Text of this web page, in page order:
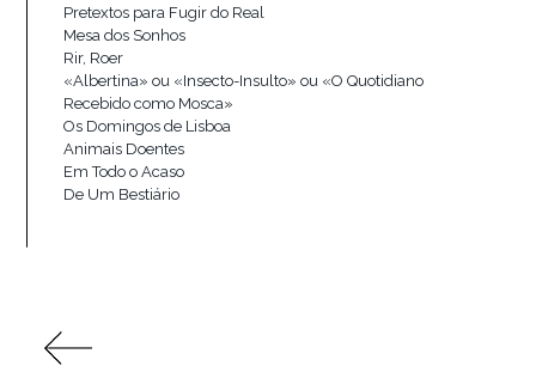
Pretextos para Fugir do Real
Mesa dos Sonhos
Rir, Roer
«Albertina» ou «Insecto-Insulto» ou «O Quotidiano
Recebido como Mosca»
Os Domingos de Lisboa
Animais Doentes
Em Todo o Acaso
De Um Bestiário